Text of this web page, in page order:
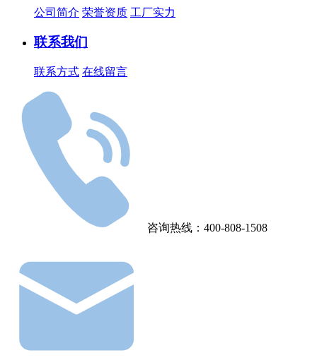
公司简介 荣誉资质 工厂实力
联系我们
联系方式 在线留言
咨询热线：400-808-1508